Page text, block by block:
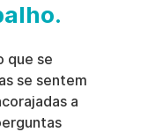
que se
se sentem
a